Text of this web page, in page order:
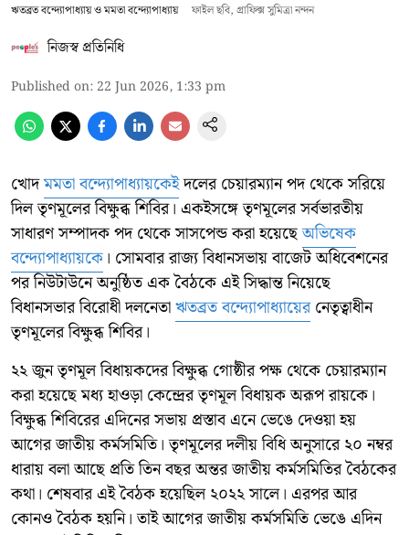
ঋতব্রত বন্দ্যোপাধ্যায় ও মমতা বন্দ্যোপাধ্যায় ফাইল ছবি, গ্রাফিক্স সুমিত্রা নন্দন
নিজস্ব প্রতিনিধি
Published on: 22 Jun 2026, 1:33 pm
খোদমমতা বন্দ্যোপাধ্যায়কেইদলের চেয়ারম্যান পদ থেকে সরিয়ে
দিল তৃণমূলের বিক্ষুব্ধ শিবির। একইসঙ্গে তৃণমূলের সর্বভারতীয়
সাধারণ সম্পাদক পদ থেকে সাসপেন্ড করা হয়েছেঅভিষেক
বন্দ্যোপাধ্যায়কে। সোমবার রাজ্য বিধানসভায় বাজেট অধিবেশনের
পর নিউটাউনে অনুষ্ঠিত এক বৈঠকে এই সিদ্ধান্ত নিয়েছে
বিধানসভার বিরোধী দলনেতাঋতব্রত বন্দ্যোপাধ্যায়েরনেতৃত্বাধীন
তৃণমূলের বিক্ষুব্ধ শিবির।
২২ জুন তৃণমূল বিধায়কদের বিক্ষুব্ধ গোষ্ঠীর পক্ষ থেকে চেয়ারম্যান
করা হয়েছে মধ্য হাওড়া কেন্দ্রের তৃণমূল বিধায়ক অরূপ রায়কে।
বিক্ষুব্ধ শিবিরের এদিনের সভায় প্রস্তাব এনে ভেঙে দেওয়া হয়
আগের জাতীয় কর্মসমিতি। তৃণমূলের দলীয় বিধি অনুসারে ২০ নম্বর
ধারায় বলা আছে প্রতি তিন বছর অন্তর জাতীয় কর্মসমিতির বৈঠকের
কথা। শেষবার এই বৈঠক হয়েছিল ২০২২ সালে। এরপর আর
কোনও বৈঠক হয়নি। তাই আগের জাতীয় কর্মসমিতি ভেঙে এদিন